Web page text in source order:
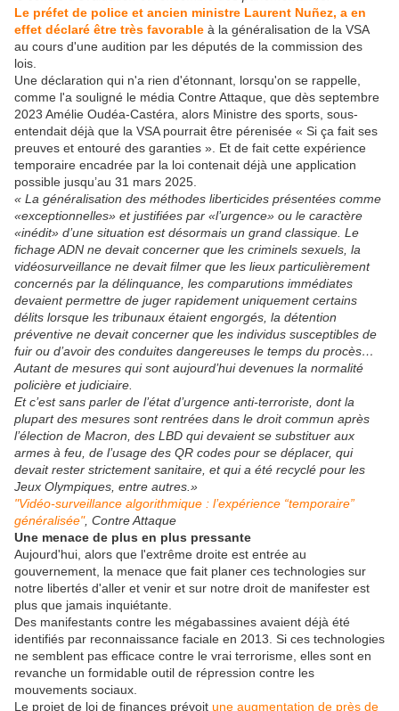
Le préfet de police et ancien ministre Laurent Nuñez, a en
effet déclaré être très favorable à la généralisation de la VSA
au cours d'une audition par les députés de la commission des
lois.
Une déclaration qui n'a rien d'étonnant, lorsqu'on se rappelle,
comme l'a souligné le média Contre Attaque, que dès septembre
2023 Amélie Oudéa-Castéra, alors Ministre des sports, sous-
entendait déjà que la VSA pourrait être pérenisée « Si ça fait ses
preuves et entouré des garanties ». Et de fait cette expérience
temporaire encadrée par la loi contenait déjà une application
possible jusqu’au 31 mars 2025.
« La généralisation des méthodes liberticides présentées comme
«exceptionnelles» et justifiées par «l’urgence» ou le caractère
«inédit» d’une situation est désormais un grand classique. Le
fichage ADN ne devait concerner que les criminels sexuels, la
vidéosurveillance ne devait filmer que les lieux particulièrement
concernés par la délinquance, les comparutions immédiates
devaient permettre de juger rapidement uniquement certains
délits lorsque les tribunaux étaient engorgés, la détention
préventive ne devait concerner que les individus susceptibles de
fuir ou d’avoir des conduites dangereuses le temps du procès…
Autant de mesures qui sont aujourd’hui devenues la normalité
policière et judiciaire.
Et c’est sans parler de l’état d’urgence anti-terroriste, dont la
plupart des mesures sont rentrées dans le droit commun après
l’élection de Macron, des LBD qui devaient se substituer aux
armes à feu, de l’usage des QR codes pour se déplacer, qui
devait rester strictement sanitaire, et qui a été recyclé pour les
Jeux Olympiques, entre autres.»
"Vidéo-surveillance algorithmique : l’expérience “temporaire”
généralisée", Contre Attaque
Une menace de plus en plus pressante
Aujourd'hui, alors que l'extrême droite est entrée au
gouvernement, la menace que fait planer ces technologies sur
notre libertés d'aller et venir et sur notre droit de manifester est
plus que jamais inquiétante.
Des manifestants contre les mégabassines avaient déjà été
identifiés par reconnaissance faciale en 2013. Si ces technologies
ne semblent pas efficace contre le vrai terrorisme, elles sont en
revanche un formidable outil de répression contre les
mouvements sociaux.
Le projet de loi de finances prévoit une augmentation de près de